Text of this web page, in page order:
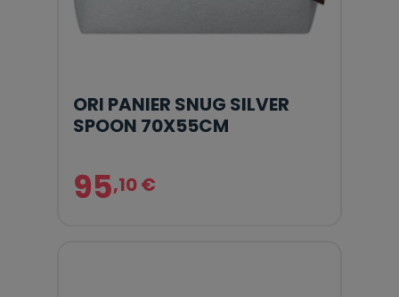
ORI PANIER SNUG SILVER
SPOON 70X55CM
95,10 €